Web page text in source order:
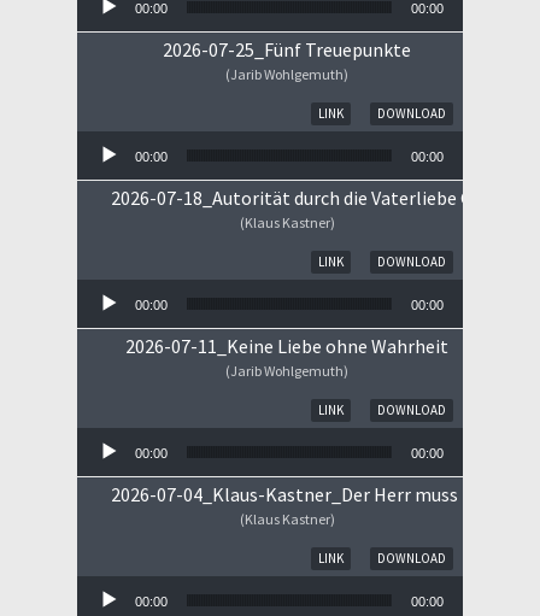
00:00 00:00
2026-07-25_Fünf Treuepunkte
(Jarib Wohlgemuth)
DOWNLOAD
LINK
00:00 00:00
2026-07-18_Autorität durch die Vaterliebe Gottes
(Klaus Kastner)
DOWNLOAD
LINK
00:00 00:00
2026-07-11_Keine Liebe ohne Wahrheit
(Jarib Wohlgemuth)
DOWNLOAD
LINK
00:00 00:00
2026-07-04_Klaus-Kastner_Der Herr muss im
(Klaus Kastner)
DOWNLOAD
LINK
00:00 00:00